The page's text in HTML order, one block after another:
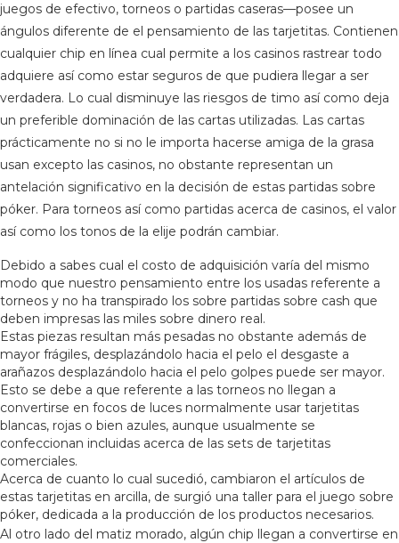
juegos de efectivo, torneos o partidas caseras—posee un
ángulos diferente de el pensamiento de las tarjetitas. Contienen
cualquier chip en línea cual permite a los casinos rastrear todo
adquiere así­ como estar seguros de que pudiera llegar a ser
verdadera. Lo cual disminuye las riesgos de timo así­ como deja
un preferible dominación de las cartas utilizadas. Las cartas
prácticamente no si no le importa hacerse amiga de la grasa
usan excepto las casinos, no obstante representan un
antelación significativo en la decisión de estas partidas sobre
póker. Para torneos así­ como partidas acerca de casinos, el valor
así­ como los tonos de la elije podrán cambiar.
Debido a sabes cual el costo de adquisición varía del mismo
modo que nuestro pensamiento entre los usadas referente a
torneos y no ha transpirado los sobre partidas sobre cash que
deben impresas las miles sobre dinero real.
Estas piezas resultan más pesadas no obstante además de
mayor frágiles, desplazándolo hacia el pelo el desgaste a
arañazos desplazándolo hacia el pelo golpes puede ser mayor.
Esto se debe a que referente a las torneos no llegan a
convertirse en focos de luces normalmente usar tarjetitas
blancas, rojas o bien azules, aunque usualmente se
confeccionan incluidas acerca de las sets de tarjetitas
comerciales.
Acerca de cuanto lo cual sucedió, cambiaron el artículos de
estas tarjetitas en arcilla, de surgió una taller para el juego sobre
póker, dedicada a la producción de los productos necesarios.
Al otro lado del matiz morado, algún chip llegan a convertirse en